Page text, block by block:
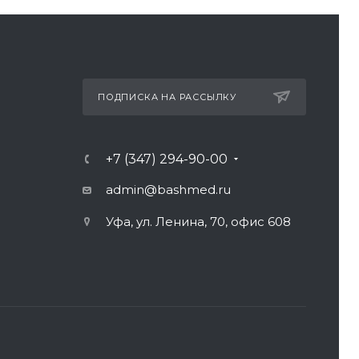
ПОДПИСКА НА РАССЫЛКУ
+7 (347) 294-90-00
admin@bashmed.ru
Уфа, ул. Ленина, 70, офис 608